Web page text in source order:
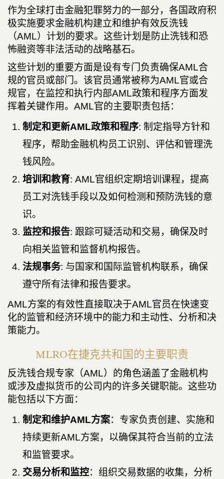
作为全球打击金融犯罪努力的一部分，各国政府积
极实施要求金融机构建立和维护有效反洗钱
（AML）计划的要求。这些计划是防止洗钱和恐
怖融资等非法活动的战略基石。
这些计划的重要方面是设有专门负责确保AML合
规的官员或部门。该官员通常被称为AML官或合
规官，在监控和执行内部AML政策和程序方面发
挥着关键作用。AML官的主要职责包括：
制定和更新AML政策和程序: 制定指导方针和
程序，帮助金融机构员工识别、评估和管理洗
钱风险。
培训和教育: AML官组织定期培训课程，提高
员工对洗钱手段以及如何检测和预防洗钱的意
识。
监控和报告: 跟踪可疑活动和交易，确保及时
向相关监管和监督机构报告。
法规事务: 与国家和国际监管机构联系，确保
遵守所有法律和报告要求。
AML方案的有效性直接取决于AML官员在快速变
化的监管和经济环境中的能力和主动性、分析和决
策能力。
MLRO在捷克共和国的主要职责
反洗钱合规专家（AML）的角色涵盖了金融机构
或涉及虚拟货币的公司内的许多关键职能。这些功
能包括以下方面：
制定和维护AML方案：专家负责创建、实施和
持续更新AML方案，以确保其符合当前的立法
和监管要求。
交易分析和监控：组织交易数据的收集，分析